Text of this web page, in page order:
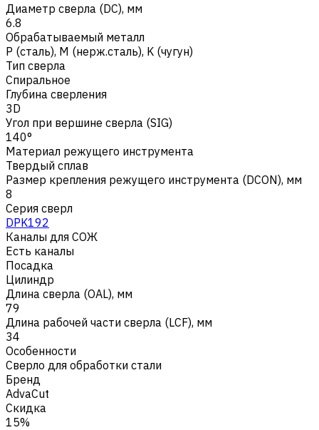
Диаметр сверла (DC), мм
6.8
Обрабатываемый металл
Р (сталь), M (нерж.сталь), K (чугун)
Тип сверла
Спиральное
Глубина сверления
3D
Угол при вершине сверла (SIG)
140°
Материал режущего инструмента
Твердый сплав
Размер крепления режущего инструмента (DCON), мм
8
Серия сверл
DPK192
Каналы для СОЖ
Есть каналы
Посадка
Цилиндр
Длина сверла (OAL), мм
79
Длина рабочей части сверла (LCF), мм
34
Особенности
Сверло для обработки стали
Бренд
AdvaCut
Скидка
15%